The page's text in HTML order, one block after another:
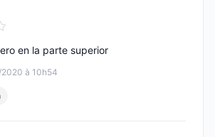
à 10h54
en la parte superior